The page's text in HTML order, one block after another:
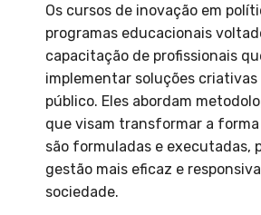
Os cursos de inovação em
programas educacionais
capacitação de profissionais
implementar soluções
público. Eles abordam
que visam transformar a
são formuladas e executadas,
gestão mais eficaz e
sociedade.